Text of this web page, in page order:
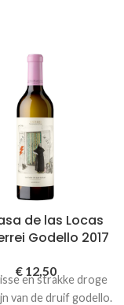
de las Locas
Godello 2017
€ 12,50
en strakke droge
van de druif godello.